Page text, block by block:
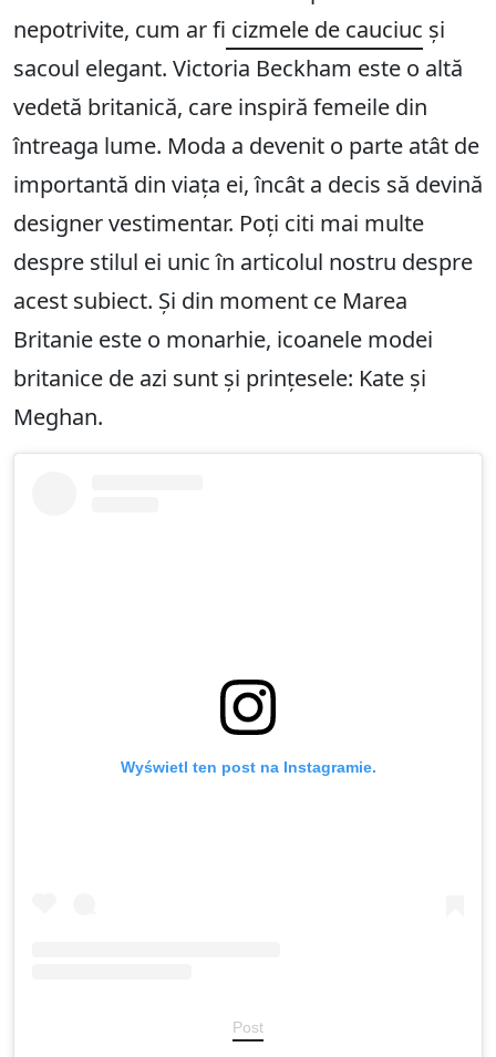
nepotrivite, cum ar fi cizmele de cauciuc și
sacoul elegant. Victoria Beckham este o altă
vedetă britanică, care inspiră femeile din
întreaga lume. Moda a devenit o parte atât de
importantă din viața ei, încât a decis să devină
designer vestimentar. Poți citi mai multe
despre stilul ei unic în articolul nostru despre
acest subiect. Și din moment ce Marea
Britanie este o monarhie, icoanele modei
britanice de azi sunt și prințesele: Kate și
Meghan.
Wyświetl ten post na Instagramie.
Post